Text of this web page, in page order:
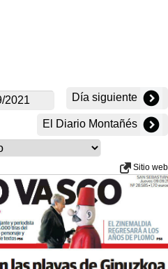
Día siguiente
El Diario Montañés
Sitio web